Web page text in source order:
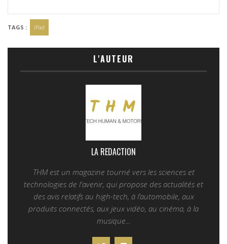
TAGS : iPad
L'AUTEUR
LA REDACTION
THM est un magazine tourné vers les sciences et
technologies de l'avenir, qui propose des actualités et
des avis relatifs au high-tech, à l’automobile, aux
produits connectés, aux jeux vidéo, au cinéma, à la
musique...